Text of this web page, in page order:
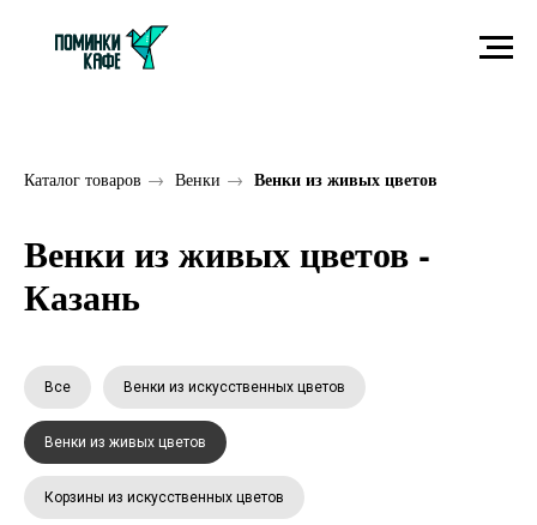
Каталог товаров → Венки → Венки из живых цветов
Венки из живых цветов -
Казань
Все Венки из искусственных цветов
Венки из живых цветов
Корзины из искусственных цветов